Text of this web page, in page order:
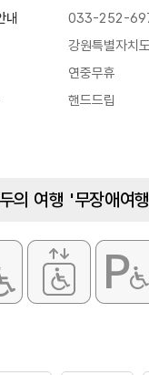
내 033-252-
강원특별자치
연중무휴
핸드드립
의 여행 '무장애여